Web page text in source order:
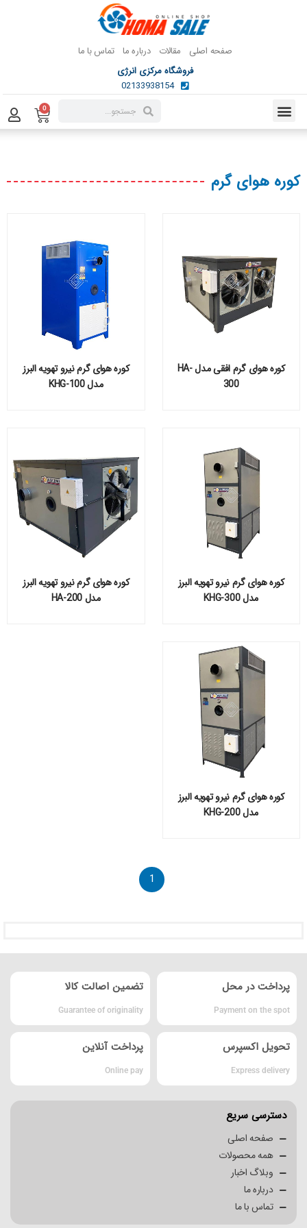
صفحه اصلی مقالات درباره ما تماس با ما
فروشگاه مرکزی انرژی
02133938154
0
کوره هوای گرم
کوره هوای گرم افقی مدل HA-
300
کوره هوای گرم نیرو تهویه البرز
مدل KHG-100
کوره هوای گرم نیرو تهویه البرز
مدل KHG-300
کوره هوای گرم نیرو تهویه البرز
مدل HA-200
کوره هوای گرم نیرو تهویه البرز
مدل KHG-200
1
پرداخت در محل
Payment on the spot
تضمین اصالت کالا
Guarantee of originality
تحویل اکسپرس
Express delivery
پرداخت آنلاین
Online pay
دسترسی سریع
صفحه اصلی
همه محصولات
وبلاگ اخبار
درباره ما
تماس با ما